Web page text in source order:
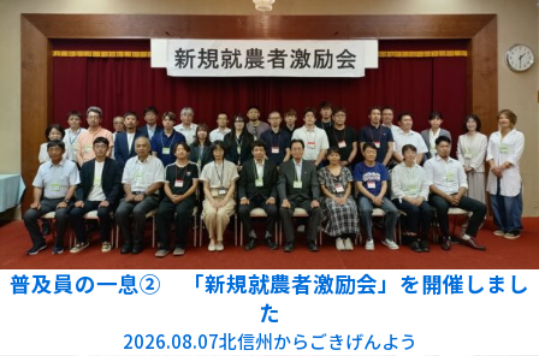
普及員の一息② 「新規就農者激励会」を開催しまし
た
2026.08.07北信州からごきげんよう